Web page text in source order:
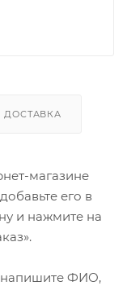
ДОСТАВКА
магазине
его в
и нажмите на
напишите ФИО,